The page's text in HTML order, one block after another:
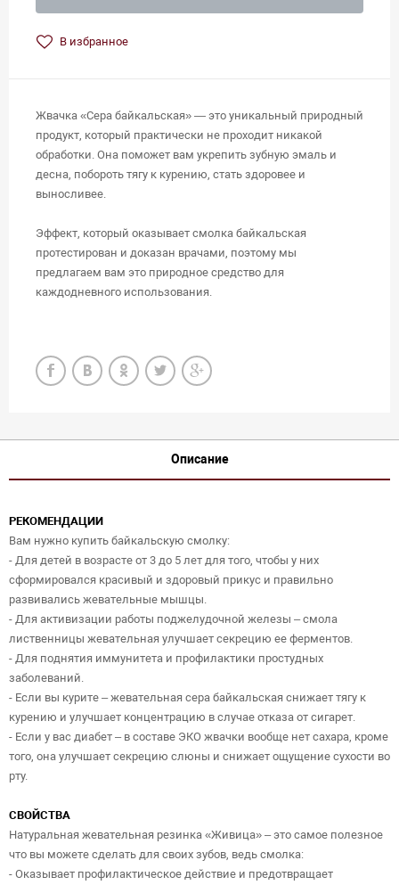
В избранное
Жвачка «Сера байкальская» — это уникальный природный
продукт, который практически не проходит никакой
обработки. Она поможет вам укрепить зубную эмаль и
десна, побороть тягу к курению, стать здоровее и
выносливее.
Эффект, который оказывает смолка байкальская
протестирован и доказан врачами, поэтому мы
предлагаем вам это природное средство для
каждодневного использования.
Описание
РЕКОМЕНДАЦИИ
Вам нужно купить байкальскую смолку:
- Для детей в возрасте от 3 до 5 лет для того, чтобы у них
сформировался красивый и здоровый прикус и правильно
развивались жевательные мышцы.
- Для активизации работы поджелудочной железы – смола
лиственницы жевательная улучшает секрецию ее ферментов.
- Для поднятия иммунитета и профилактики простудных
заболеваний.
- Если вы курите – жевательная сера байкальская снижает тягу к
курению и улучшает концентрацию в случае отказа от сигарет.
- Если у вас диабет – в составе ЭКО жвачки вообще нет сахара, кроме
того, она улучшает секрецию слюны и снижает ощущение сухости во
рту.
СВОЙСТВА
Натуральная жевательная резинка «Живица» – это самое полезное
что вы можете сделать для своих зубов, ведь смолка:
- Оказывает профилактическое действие и предотвращает